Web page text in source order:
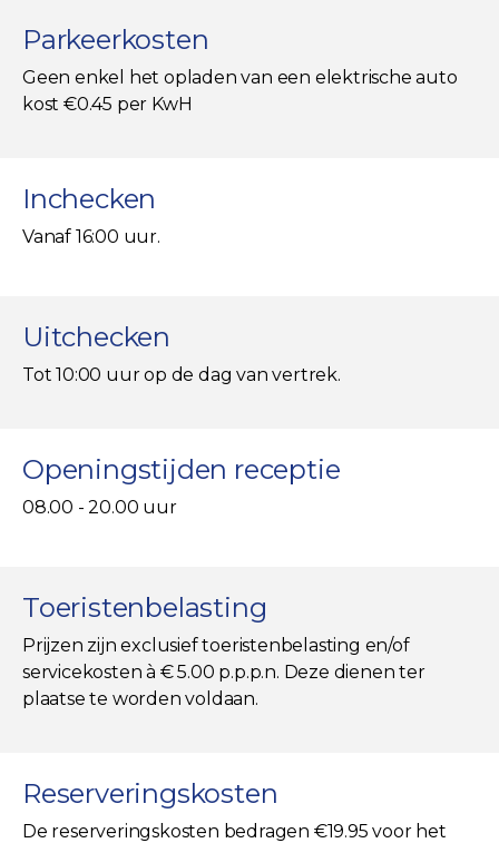
Parkeerkosten
Geen enkel het opladen van een elektrische auto
kost €0.45 per KwH
Inchecken
Vanaf 16:00 uur.
Uitchecken
Tot 10:00 uur op de dag van vertrek.
Openingstijden receptie
08.00 - 20.00 uur
Toeristenbelasting
Prijzen zijn exclusief toeristenbelasting en/of
servicekosten à € 5.00 p.p.p.n. Deze dienen ter
plaatse te worden voldaan.
Reserveringskosten
De reserveringskosten bedragen €19.95 voor het